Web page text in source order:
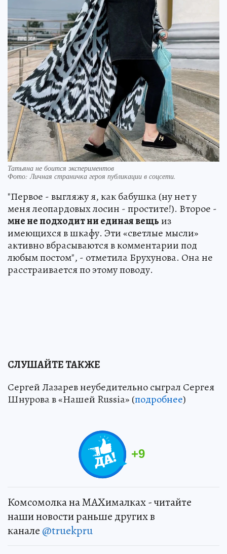
Татьяна не боится экспериментов
Фото:Личная страничка героя публикации в соцсети.
"Первое - выгляжу я, как бабушка (ну нет у
меня леопардовых лосин - простите!). Второе -
мне не подходит ни единая вещьиз
имеющихся в шкафу. Эти «светлые мысли»
активно вбрасываются в комментарии под
любым постом", - отметила Брухунова. Она не
расстраивается по этому поводу.
СЛУШАЙТЕ ТАКЖЕ
Сергей Лазарев неубедительно сыграл Сергея
Шнурова в «Нашей Russia» (подробнее)
+9
Комсомолка на MAXималках - читайте
наши новости раньше других в
канале @truekpru